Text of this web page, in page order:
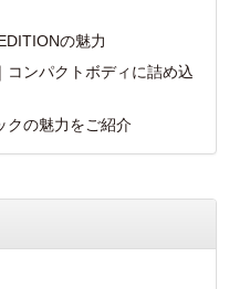
の魅力
コンパクトボディに詰め込
クの魅力をご紹介